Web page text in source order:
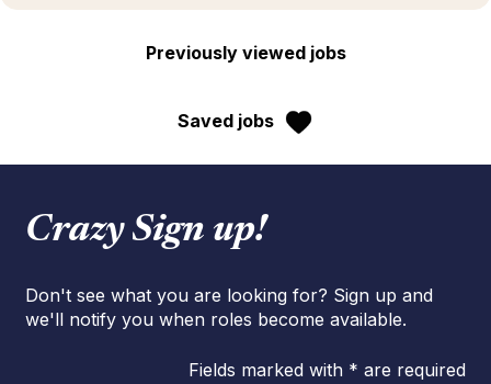
Previously viewed jobs
Saved jobs
Crazy Sign up!
Don't see what you are looking for? Sign up and
we'll notify you when roles become available.
Fields marked with * are required